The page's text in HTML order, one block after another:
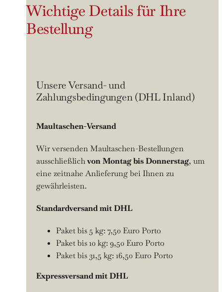
Wichtige Details für Ihre
Bestellung
Unsere Versand- und
Zahlungsbedingungen (DHL Inland)
Maultaschen-Versand
Wir versenden Maultaschen-Bestellungen
ausschließlichvonMontag bis Donnerstag, um
eine zeitnahe Anlieferung bei Ihnen zu
gewährleisten.
Standardversand mit DHL
Paket bis 5 kg: 7,50 Euro Porto
Paket bis 10 kg: 9,50 Euro Porto
Paket bis 31,5 kg: 16,50 Euro Porto
Expressversand mit DHL